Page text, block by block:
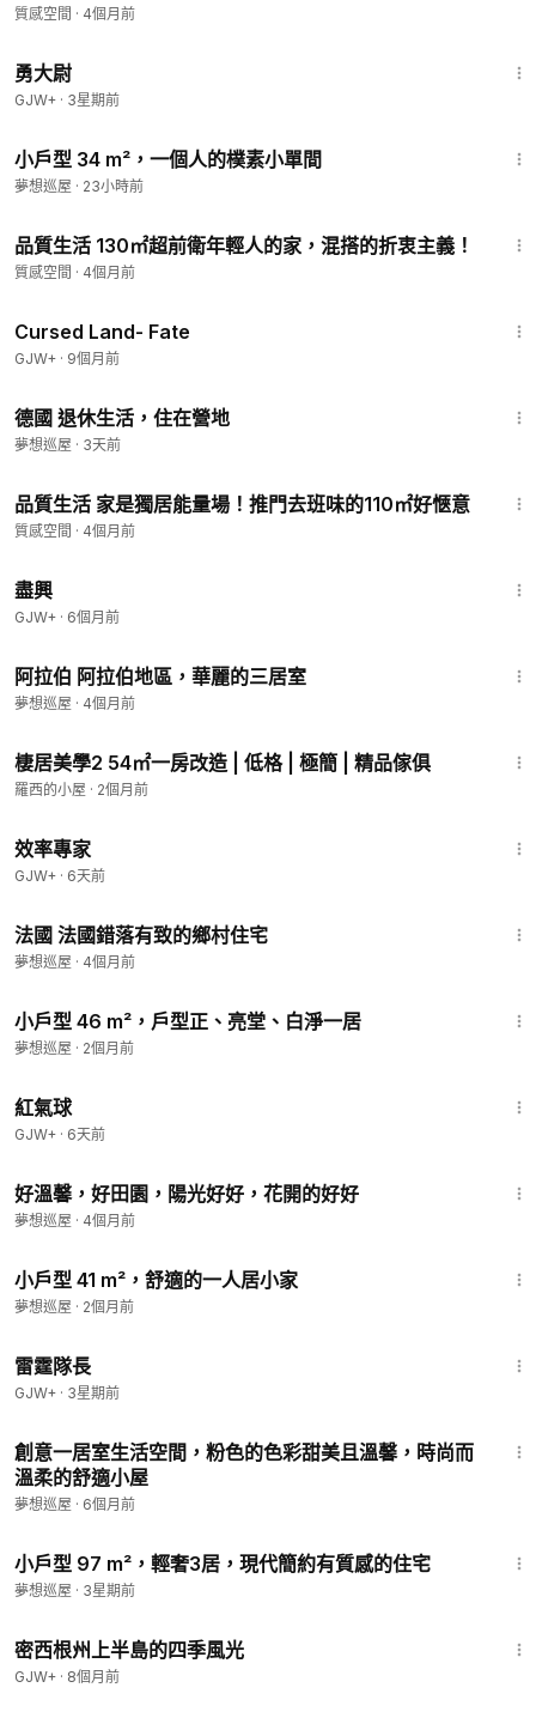
質感空間 · 4個月前
勇大尉
GJW+ · 3星期前
小戶型 34 m²，一個人的樸素小單間
夢想巡屋 · 23小時前
品質生活 130㎡超前衛年輕人的家，混搭的折衷主義！
質感空間 · 4個月前
Cursed Land- Fate
GJW+ · 9個月前
德國 退休生活，住在營地
夢想巡屋 · 3天前
品質生活 家是獨居能量場！推門去班味的110㎡好愜意
質感空間 · 4個月前
盡興
GJW+ · 6個月前
阿拉伯 阿拉伯地區，華麗的三居室
夢想巡屋 · 4個月前
棲居美學2 54㎡一房改造 | 低格 | 極簡 | 精品傢俱
羅西的小屋 · 2個月前
效率專家
GJW+ · 6天前
法國 法國錯落有致的鄉村住宅
夢想巡屋 · 4個月前
小戶型 46 m²，戶型正、亮堂、白淨一居
夢想巡屋 · 2個月前
紅氣球
GJW+ · 6天前
好溫馨，好田園，陽光好好，花開的好好
夢想巡屋 · 4個月前
小戶型 41 m²，舒適的一人居小家
夢想巡屋 · 2個月前
雷霆隊長
GJW+ · 3星期前
創意一居室生活空間，粉色的色彩甜美且溫馨，時尚而
溫柔的舒適小屋
夢想巡屋 · 6個月前
小戶型 97 m²，輕奢3居，現代簡約有質感的住宅
夢想巡屋 · 3星期前
密西根州上半島的四季風光
GJW+ · 8個月前